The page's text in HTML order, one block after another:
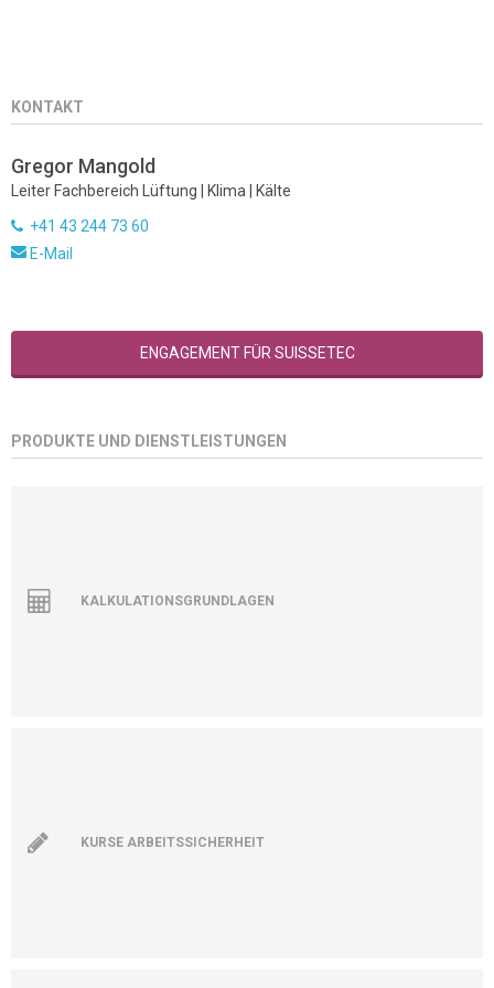
KONTAKT
Gregor Mangold
Leiter Fachbereich Lüftung | Klima | Kälte
+41 43 244 73 60
E-Mail
ENGAGEMENT FÜR SUISSETEC
PRODUKTE UND DIENSTLEISTUNGEN
KALKULATIONSGRUNDLAGEN
KURSE ARBEITSSICHERHEIT